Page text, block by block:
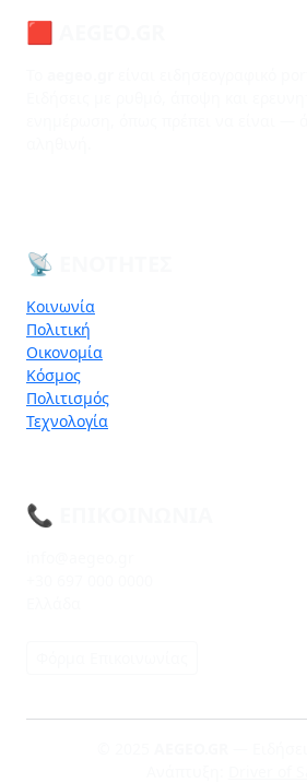
🟥 AEGEO.GR
📡 ΕΝΌΤΗΤΕΣ
Κοινωνία
Πολιτική
Οικονομία
Κόσμος
Πολιτισμός
Τεχνολογία
📞 ΕΠΙΚΟΙΝΩΝΊΑ